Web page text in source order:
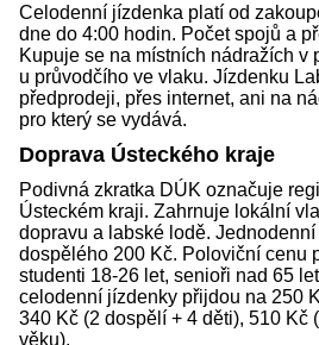
Celodenní jízdenka platí od
dne do 4:00 hodin. Počet spojů a
Kupuje se na místních nádražích v
u průvodčího ve vlaku. Jízdenku
předprodeji, přes internet, ani na
pro který se vydává.
Doprava Ústeckého kraje
Podivná zkratka DÚK označuje
Ústeckém kraji. Zahrnuje lokální
dopravu a labské lodě.
dospělého 200 Kč. Poloviční cenu
studenti 18-26 let, senioři nad 65
celodenní jízdenky přijdou na 250
340 Kč (2 dospělí + 4 děti), 510 Kč
věku).